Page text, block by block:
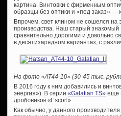
картина. Винтовки с фирменным
образцы без оптики и «под заказ» —
Впрочем, свет клином не сошелся на
производства. Наш старый
сравнительно дорогими и довольно
в десятизарядном вариантах, с
На фото «AT44-10» (30-45 тыс.
В 2016 году к ним добавились и
энергия»). В серии «Galatian TS» еще
дробовиков «Escort».
Как обычно, у данного